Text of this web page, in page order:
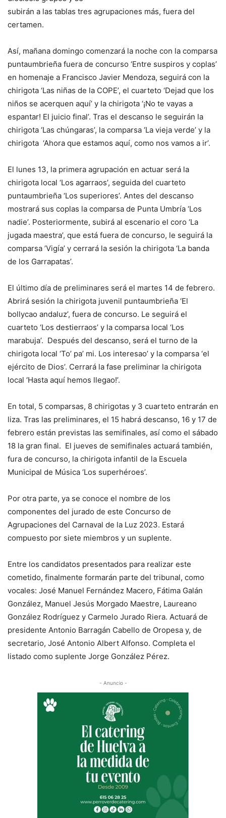
subirán a las tablas tres agrupaciones más, fuera del
certamen.
Así, mañana domingo comenzará la noche con la comparsa
puntaumbrieña fuera de concurso ‘Entre suspiros y coplas’
en homenaje a Francisco Javier Mendoza, seguirá con la
chirigota ‘Las niñas de la COPE’, el cuarteto ‘Dejad que los
niños se acerquen aquí’ y la chirigota ‘¡No te vayas a
espantar! El juicio final’. Tras el descanso le seguirán la
chirigota ‘Las chúngaras’, la comparsa ‘La vieja verde’ y la
chirigota ‘Ahora que estamos aquí, como nos vamos a ir’.
El lunes 13, la primera agrupación en actuar será la
chirigota local ‘Los agarraos’, seguida del cuarteto
puntaumbrieña ‘Los superiores’. Antes del descanso
mostrará sus coplas la comparsa de Punta Umbría ‘Los
nadie’. Posteriormente, subirá al escenario el coro ‘La
jugada maestra’, que está fuera de concurso, le seguirá la
comparsa ’Vigía’ y cerrará la sesión la chirigota ‘La banda
de los Garrapatas’.
El último día de preliminares será el martes 14 de febrero.
Abrirá sesión la chirigota juvenil puntaumbrieña ‘El
bollycao andaluz’, fuera de concurso. Le seguirá el
cuarteto ‘Los destierraos’ y la comparsa local ‘Los
marabuja’. Después del descanso, será el turno de la
chirigota local ‘To’ pa’ mi. Los interesao’ y la comparsa ‘el
ejército de Dios’. Cerrará la fase preliminar la chirigota
local ‘Hasta aquí hemos llegao!’.
En total, 5 comparsas, 8 chirigotas y 3 cuarteto entrarán en
liza. Tras las preliminares, el 15 habrá descanso, 16 y 17 de
febrero están previstas las semifinales, así como el sábado
18 la gran final. El jueves de semifinales actuará también,
fura de concurso, la chirigota infantil de la Escuela
Municipal de Música ‘Los superhéroes’.
Por otra parte, ya se conoce el nombre de los
componentes del jurado de este Concurso de
Agrupaciones del Carnaval de la Luz 2023. Estará
compuesto por siete miembros y un suplente.
Entre los candidatos presentados para realizar este
cometido, finalmente formarán parte del tribunal, como
vocales: José Manuel Fernández Macero, Fátima Galán
González, Manuel Jesús Morgado Maestre, Laureano
González Rodríguez y Carmelo Jurado Riera. Actuará de
presidente Antonio Barragán Cabello de Oropesa y, de
secretario, José Antonio Albert Alfonso. Completa el
listado como suplente Jorge González Pérez.
- Anuncio -